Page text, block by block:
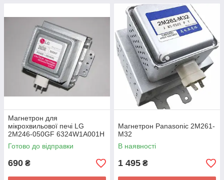
Магнетрон для
мікрохвильової печі LG
2M246-050GF 6324W1A001H
Готово до відправки
690 ₴
Магнетрон Panasonic 2M261-
M32
В наявності
1 495 ₴